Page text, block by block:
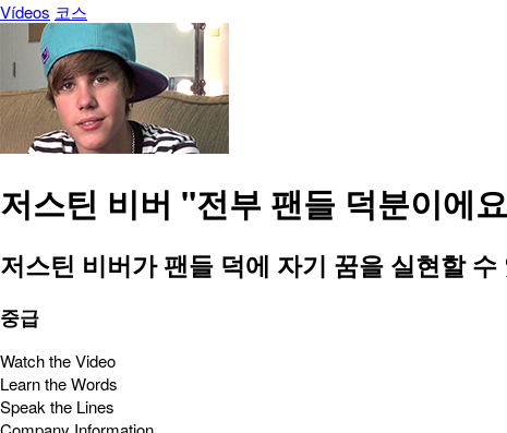
Vídeos 코스
저스틴 비버 "전부 팬들 덕분이에
저스틴 비버가 팬들 덕에 자기 꿈을 실현할
중급
Watch the Video
Learn the Words
Speak the Lines